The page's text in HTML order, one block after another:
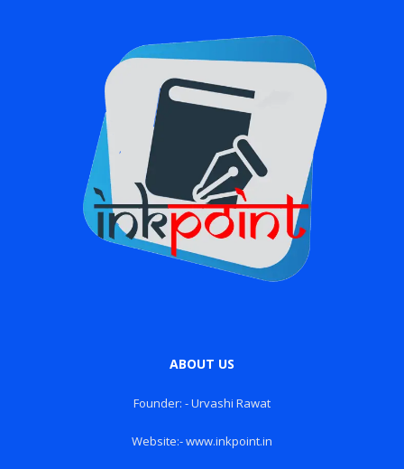
ABOUT US
Founder: - Urvashi Rawat
Website:- www.inkpoint.in